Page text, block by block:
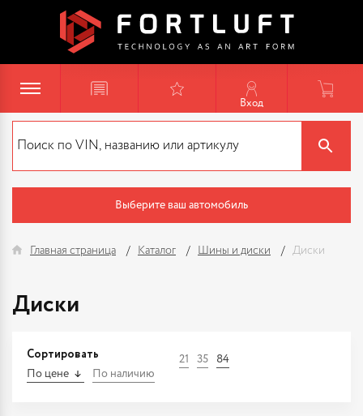
Вход
Выберите ваш автомобиль
Главная страница Каталог Шины и диски Диски
Диски
Сортировать
По цене По наличию
21 35 84